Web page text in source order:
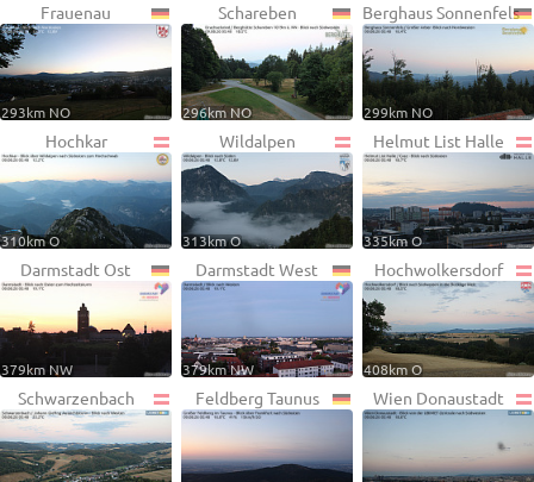
Frauenau
293km NO
Schareben
296km NO
Berghaus Sonnenfels
299km NO
Hochkar
310km O
Wildalpen
313km O
Helmut List Halle
335km O
Darmstadt Ost
379km NW
Darmstadt West
379km NW
Hochwolkersdorf
408km O
Schwarzenbach Feldberg Taunus Wien Donaustadt